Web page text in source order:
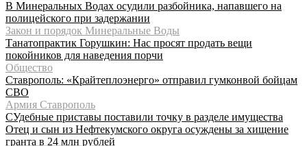
В Минеральных Водах осудили разбойника, напавшего на
полицейского при задержании
Закон и порядок Минеральные Воды
Танатопрактик Горушкин: Нас просят продать вещи
покойников для наведения порчи
Общество
Ставрополь: «Крайтеплоэнерго» отправил гумконвой бойцам
СВО
Армия Ставрополь
СУдебные приставы поставили точку в разделе имущества
Отец и сын из Нефтекумского округа осуждены за хищение
гранта в 24 млн рублей